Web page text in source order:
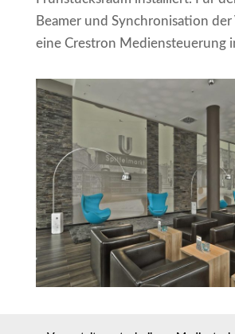
Beamer und Synchronisation
eine Crestron Mediensteuerung